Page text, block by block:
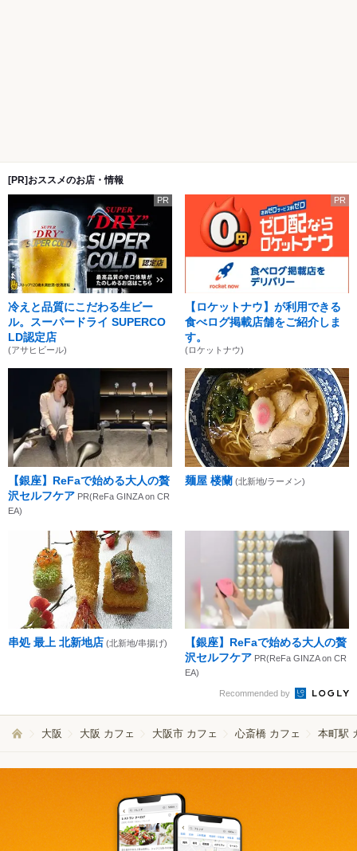
[PR]おススメのお店・情報
PR
冷えと品質にこだわる生ビー
ル。スーパードライ SUPERCO
LD認定店
(アサヒビール)
PR
【ロケットナウ】が利用できる
食べログ掲載店舗をご紹介しま
す。
(ロケットナウ)
【銀座】ReFaで始める大人の贅
沢セルフケア PR(ReFa GINZA on CR
EA)
麺屋 楼蘭 (北新地/ラーメン)
串処 最上 北新地店 (北新地/串揚げ)
【銀座】ReFaで始める大人の贅
沢セルフケア PR(ReFa GINZA on CR
EA)
Recommended by
大阪 大阪 カフェ 大阪市 カフェ 心斎橋 カフェ 本町駅